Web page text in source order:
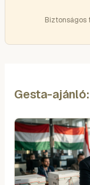
Biztonságos
Gesta-ajánló: